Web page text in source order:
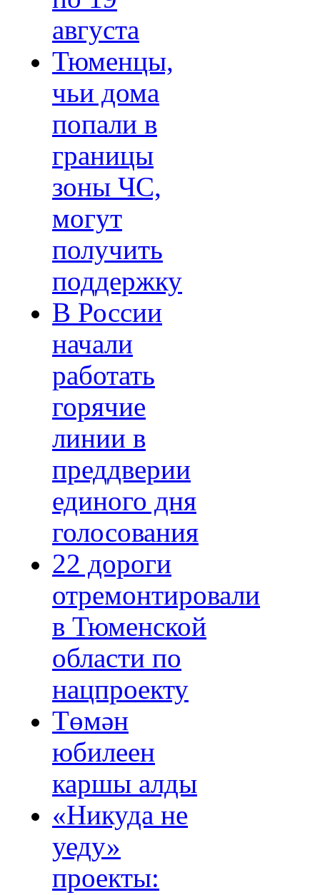
августа
Тюменцы,
чьи дома
попали в
границы
зоны ЧС,
могут
получить
поддержку
В России
начали
работать
горячие
линии в
преддверии
единого дня
голосования
22 дороги
отремонтировали
в Тюменской
области по
нацпроекту
Төмән
юбилеен
каршы алды
«Никуда не
уеду»
проекты: